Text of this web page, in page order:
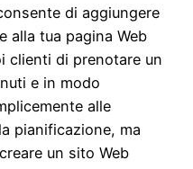
di aggiungere
alla tua pagina Web
clienti di prenotare un
e in modo
alle
pianificazione, ma
un sito Web